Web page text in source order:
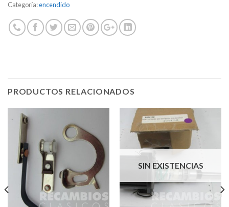
Categoría:encendido
PRODUCTOS RELACIONADOS
SIN EXISTENCIAS